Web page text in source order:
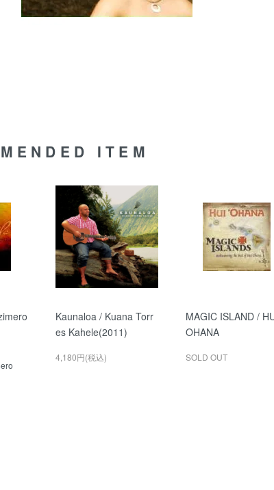
ITEM
Kaunaloa / Kuana Torr
es Kahele(2011)
4,180円(税込)
MAGIC ISLAND /
OHANA
SOLD OUT